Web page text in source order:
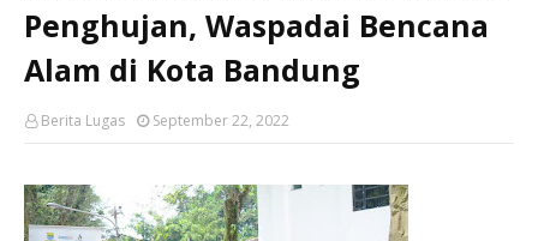
Penghujan, Waspadai Bencana
Alam di Kota Bandung
Berita Lugas September 22, 2022